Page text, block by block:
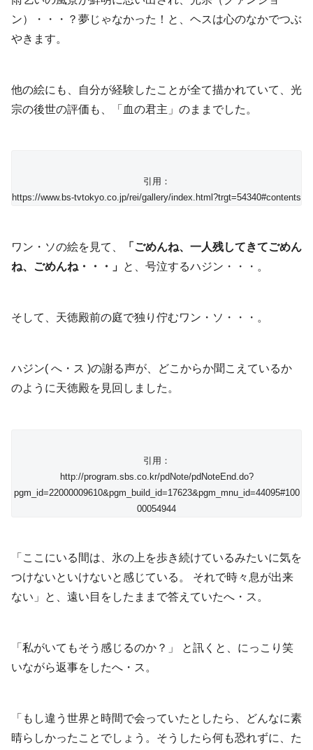
ン）・・・？夢じゃなかった！と、ヘスは心のなかでつぶ
やきます。
他の絵にも、自分が経験したことが全て描かれていて、光
宗の後世の評価も、「血の君主」のままでした。
引用：
https://www.bs-tvtokyo.co.jp/rei/gallery/index.html?trgt=54340#contents
ワン・ソの絵を見て、
「ごめんね、一人残してきてごめん
ね、ごめんね・・・」 と、号泣するハジン・・・。
そして、天徳殿前の庭で独り佇むワン・ソ・・・。
ハジン( へ・ス )の謝る声が、どこからか聞こえているか
のように天徳殿を見回しました。
引用：
http://program.sbs.co.kr/pdNote/pdNoteEnd.do?
pgm_id=22000009610&pgm_build_id=17623&pgm_mnu_id=44095#100
00054944
「ここにいる間は、氷の上を歩き続けているみたいに気を
つけないといけないと感じている。 それで時々息が出来
ない」と、遠い目をしたままで答えていたへ・ス。
「私がいてもそう感じるのか？」 と訊くと、にっこり笑
いながら返事をしたへ・ス。
「もし違う世界と時間で会っていたとしたら、どんなに素
晴らしかったことでしょう。そうしたら何も恐れずに、た